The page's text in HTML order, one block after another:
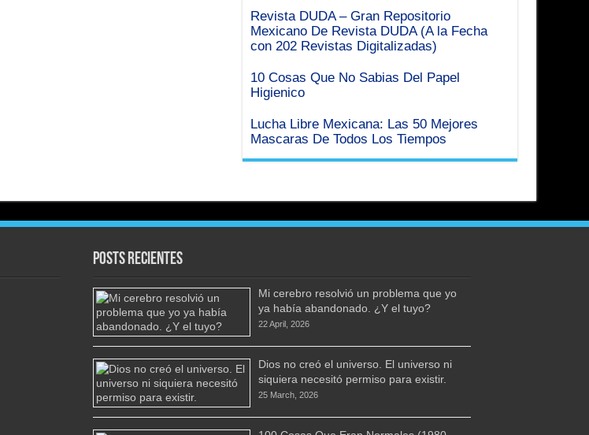
Revista DUDA – Gran Repositorio
Mexicano De Revista DUDA (A la Fecha
con 202 Revistas Digitalizadas)
10 Cosas Que No Sabias Del Papel
Higienico
Lucha Libre Mexicana: Las 50 Mejores
Mascaras De Todos Los Tiempos
Posts Recientes
Mi cerebro resolvió un problema que yo
ya había abandonado. ¿Y el tuyo?
22 April, 2026
Dios no creó el universo. El universo ni
siquiera necesitó permiso para existir.
25 March, 2026